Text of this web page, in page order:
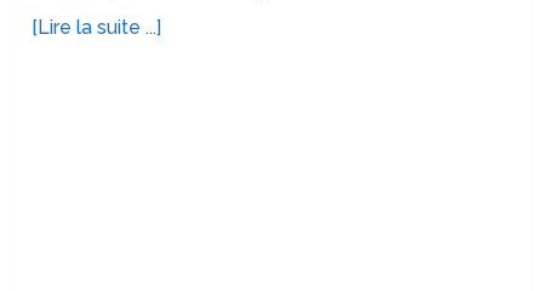
[Lire la suite ...]